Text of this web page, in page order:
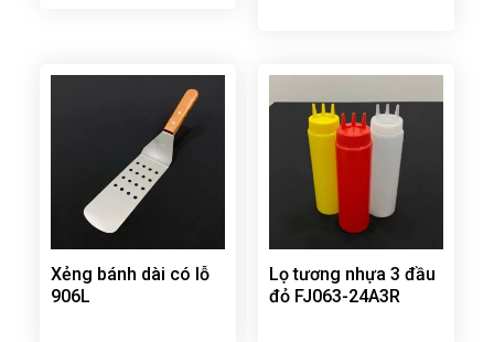
Xẻng bánh dài có lỗ
906L
Lọ tương nhựa 3 đầu
đỏ FJ063-24A3R